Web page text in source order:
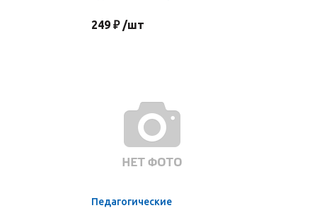
249 ₽ /шт
Педагогические